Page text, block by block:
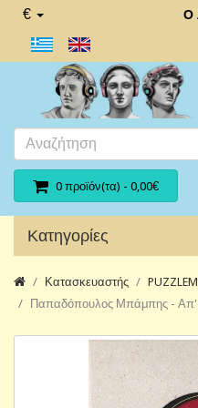
€ Ο
0 προϊόν(τα) - 0,00€
Κατηγορίες
Κατασκευαστής
Παπαδόπουλος Μπάμπης - Απ'